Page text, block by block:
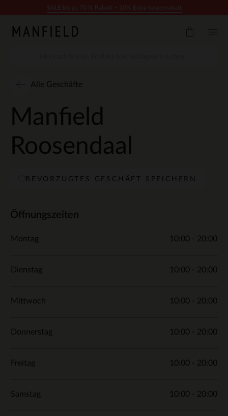
Alle Geschäfte
Manfield
Roosendaal
BEVORZUGTES GESCHÄFT SPEICHERN
Öffnungszeiten
Montag 10:00 - 20:00
Dienstag 10:00 - 20:00
Mittwoch 10:00 - 20:00
Donnerstag 10:00 - 20:00
Freitag 10:00 - 20:00
Samstag 10:00 - 20:00